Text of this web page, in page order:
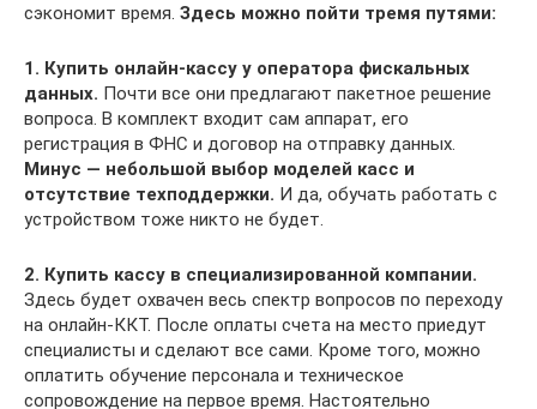
сэкономит время. Здесь можно пойти тремя путями:
1. Купить онлайн-кассу у оператора фискальных
данных. Почти все они предлагают пакетное решение
вопроса. В комплект входит сам аппарат, его
регистрация в ФНС и договор на отправку данных.
Минус — небольшой выбор моделей касс и
отсутствие техподдержки. И да, обучать работать с
устройством тоже никто не будет.
2. Купить кассу в специализированной компании.
Здесь будет охвачен весь спектр вопросов по переходу
на онлайн-ККТ. После оплаты счета на место приедут
специалисты и сделают все сами. Кроме того, можно
оплатить обучение персонала и техническое
сопровождение на первое время. Настоятельно